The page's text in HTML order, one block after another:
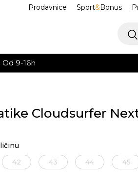
Prodavnice Sport&Bonus
Od 9-16h
Cloudsurfer
42 43 44 45